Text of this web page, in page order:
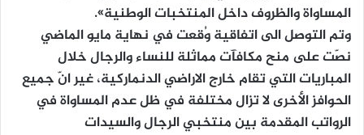
المساواة والظروف داخل المنتخبات الوطنية».
وتم التوصل الى اتفاقية وُقعت في نهاية مايو الماضي
نصّت على منح مكافآت مماثلة للنساء والرجال خلال
المباريات التي تقام خارج الاراضي الدنماركية، غير انّ جميع
الحوافز الأخرى لا تزال مختلفة في ظل عدم المساواة في
الرواتب المقدمة بين منتخبي الرجال والسيدات